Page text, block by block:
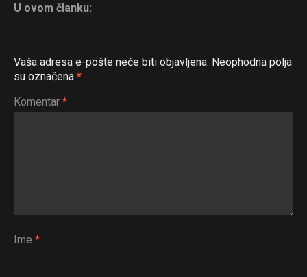
U ovom članku:
Vaša adresa e-pošte neće biti objavljena. Neophodna polja
su označena *
Komentar *
Ime *
Flipboard